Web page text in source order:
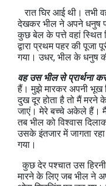
रात घिर आई थी। तभी
देखकर भील ने अपने धनुष
कुछ बेल के पत्ते वहां स्थित
द्वारा प्रथम पहर की पूजा
गया। उधर, भील के धनुष
वह उस भील से प्रार्थना
हैं। मुझे मारकर अपनी भूख
दुख दूर होता है तो मैं मरने
जाएं। मेरे बच्चे अकेले हैं।
तब भील को विश्वास
उसके इंतजार में जागता
गया।
कुछ देर पश्चात उस
मारने के लिए जब भील ने